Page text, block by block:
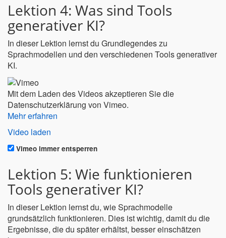
Lektion 4: Was sind Tools
generativer KI?
In dieser Lektion lernst du Grundlegendes zu
Sprachmodellen und den verschiedenen Tools generativer
KI.
Mit dem Laden des Videos akzeptieren Sie die
Datenschutzerklärung von Vimeo.
Mehr erfahren
Video laden
Vimeo immer entsperren
Lektion 5: Wie funktionieren
Tools generativer KI?
In dieser Lektion lernst du, wie Sprachmodelle
grundsätzlich funktionieren. Dies ist wichtig, damit du die
Ergebnisse, die du später erhältst, besser einschätzen